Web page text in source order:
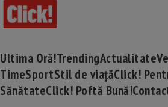
Ultima Oră!TrendingActualitate
TimeSportStil de viațăClick!
SănătateClick! Poftă Bună!